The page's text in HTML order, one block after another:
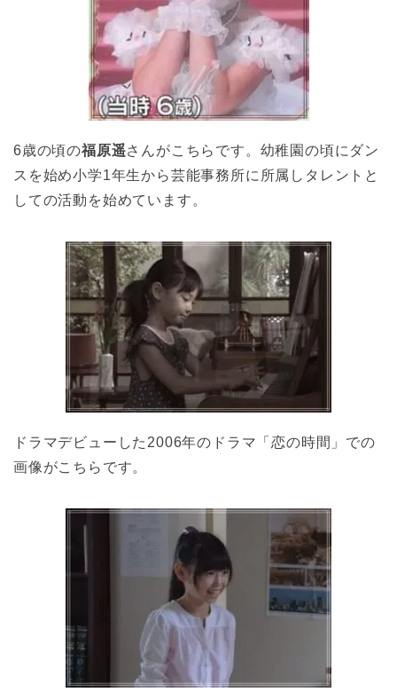
6歳の頃の福原遥さんがこちらです。幼稚園の頃にダン
スを始め小学1年生から芸能事務所に所属しタレントと
しての活動を始めています。
ドラマデビューした2006年のドラマ「恋の時間」での
画像がこちらです。